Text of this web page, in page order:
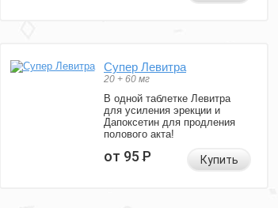
Супер Левитра
20 + 60 мг
В одной таблетке Левитра
для усиления эрекции и
Дапоксетин для продления
полового акта!
от 95Р Купить